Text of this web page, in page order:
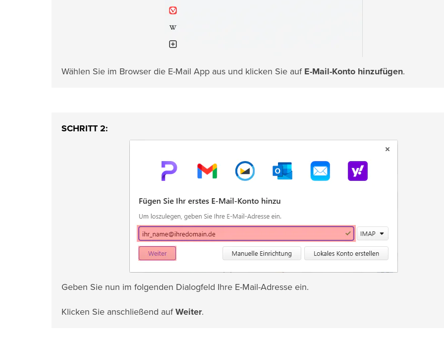
Wählen Sie im Browser die E-Mail App aus und klicken Sie auf E-Mail-Konto hinzufügen.
SCHRITT 2:
Geben Sie nun im folgenden Dialogfeld Ihre E-Mail-Adresse ein.
Klicken Sie anschließend aufWeiter.